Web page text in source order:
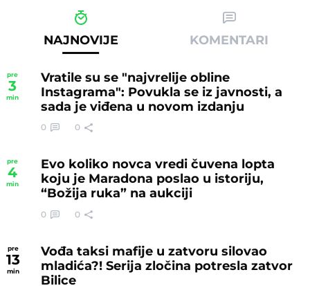
NAJNOVIJE KOMENTARI
pre
3
min
Vratile su se "najvrelije obline
Instagrama": Povukla se iz javnosti, a
sada je viđena u novom izdanju
0 0
pre
4
min
Evo koliko novca vredi čuvena lopta
koju je Maradona poslao u istoriju,
“Božija ruka” na aukciji
0 0
pre
13
min
Vođa taksi mafije u zatvoru silovao
mladića?! Serija zločina potresla zatvor
Bilice